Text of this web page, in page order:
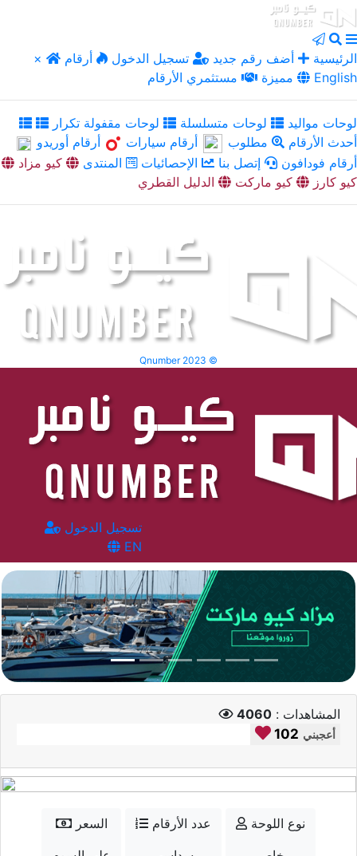
× الرئيسية أضف رقم جديد تسجيل الدخول
أرقام
مميزة
مستثمري الأرقام English
لوحات مواليد لوحات متسلسلة
لوحات مقفولة تكرار
أحدث الأرقام
مطلوب أرقام سيارات
أرقام أوريدو
أرقام فودافون
إتصل بنا الإحصائيات المنتدى
كيو مزاد
كيو كارز
كيو ماركت الدليل القطري
Qnumber 2023 ©
تسجيل الدخول
EN
المشاهدات : 4060
102 أعجبني
السعر
عدد الأرقام
نوع اللوحة